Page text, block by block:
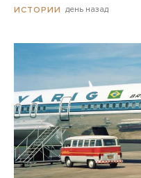
ИСТОРИИ день назад